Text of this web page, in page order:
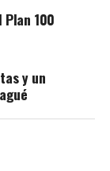
100
y un